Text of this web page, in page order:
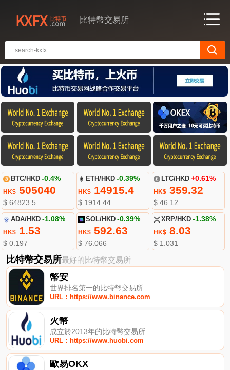
比特幣交易所
BTC/HKD -0.4%
HK$505040
$ 64823.5
ETH/HKD -0.39%
HK$ 14915.4
$ 1914.44
LTC/HKD +0.61%
HK$359.32
$ 46.12
ADA/HKD -1.08%
HK$1.53
$ 0.197
SOL/HKD -0.39%
HK$ 592.63
$ 76.066
XRP/HKD -1.38%
HK$8.03
$ 1.031
比特幣交易所最好的比特幣交易所
幣安
世界排名第一的比特幣交易所
URL：https://www.binance.com
火幣
成立於2013年的比特幣交易所
URL：https://www.huobi.com
歐易OKX